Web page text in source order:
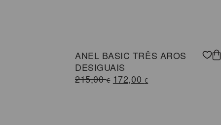
ANEL BASIC TRÊS AROS
DESIGUAIS
215,00€ O
172,00 €O